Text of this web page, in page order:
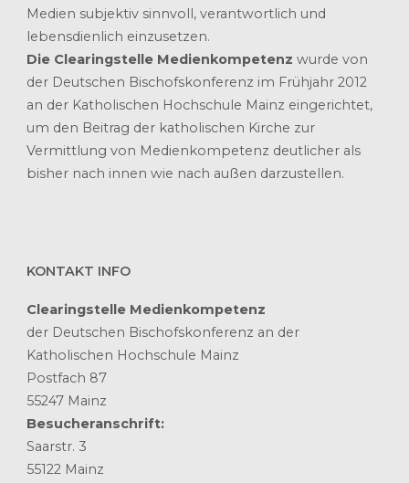
Medien subjektiv sinnvoll, verantwortlich und
lebensdienlich einzusetzen.
Die Clearingstelle Medienkompetenz wurde von
der Deutschen Bischofskonferenz im Frühjahr 2012
an der Katholischen Hochschule Mainz eingerichtet,
um den Beitrag der katholischen Kirche zur
Vermittlung von Medienkompetenz deutlicher als
bisher nach innen wie nach außen darzustellen.
KONTAKT INFO
Clearingstelle Medienkompetenz
der Deutschen Bischofskonferenz an der
Katholischen Hochschule Mainz
Postfach 87
55247 Mainz
Besucheranschrift:
Saarstr. 3
55122 Mainz